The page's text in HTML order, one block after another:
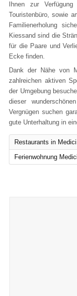
Ihnen zur
Touristenbüro, sowie
Familienerholung
Kiessand sind die
für die Paare und
Ecke finden.
Dank der Nähe von
zahlreichen aktiven
der Umgebung
dieser
Vergnügen suchen
gute Unterhaltung in
Restaurants in Medici
Ferienwohnung